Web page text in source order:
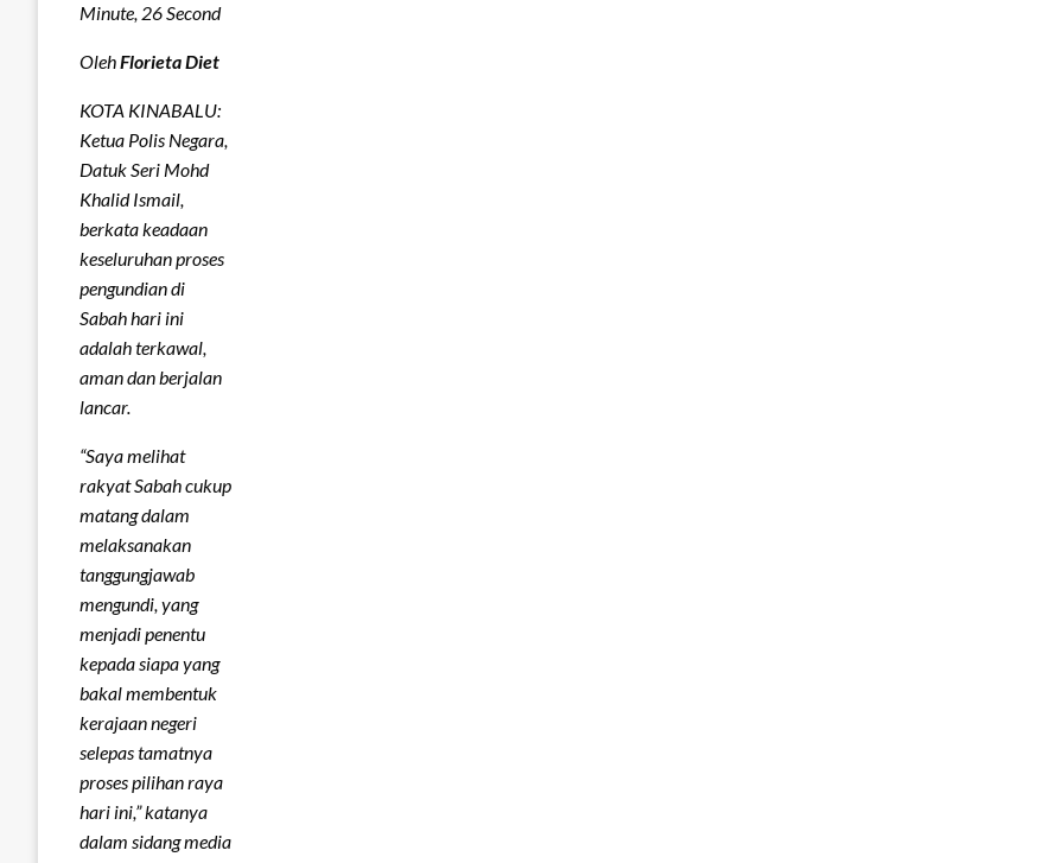
Minute, 26 Second
OlehFlorieta Diet
KOTA KINABALU:
Ketua Polis Negara,
Datuk Seri Mohd
Khalid Ismail,
berkata keadaan
keseluruhan proses
pengundian di
Sabah hari ini
adalah terkawal,
aman dan berjalan
lancar.
“Saya melihat
rakyat Sabah cukup
matang dalam
melaksanakan
tanggungjawab
mengundi, yang
menjadi penentu
kepada siapa yang
bakal membentuk
kerajaan negeri
selepas tamatnya
proses pilihan raya
hari ini,” katanya
dalam sidang media